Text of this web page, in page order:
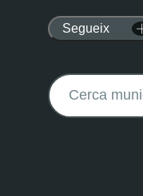
Segueix
Buscar: